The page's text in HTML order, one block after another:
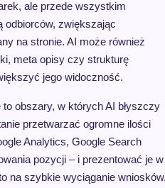
ale przede wszystkim
odbiorców, zwiększając
na stronie. AI może również
meta opisy czy strukturę
jego widoczność.
obszary, w których AI błyszczy
przetwarzać ogromne ilości
Analytics, Google Search
pozycji – i prezentować je w
na szybkie wyciąganie